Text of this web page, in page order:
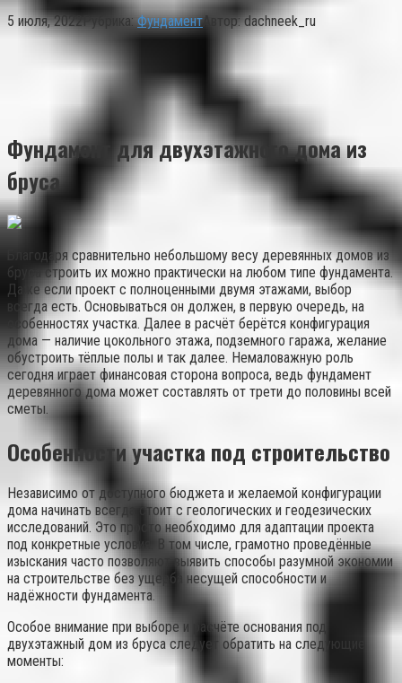
5 июля, 2022Рубрика: ФундаментАвтор: dachneek_ru
Фундамент для двухэтажного дома из
бруса
Благодаря сравнительно небольшому весу деревянных домов из
бруса строить их можно практически на любом типе фундамента.
Даже если проект с полноценными двумя этажами, выбор
всегда есть. Основываться он должен, в первую очередь, на
особенностях участка. Далее в расчёт берётся конфигурация
дома — наличие цокольного этажа, подземного гаража, желание
обустроить тёплые полы и так далее. Немаловажную роль
сегодня играет финансовая сторона вопроса, ведь фундамент
деревянного дома может составлять от трети до половины всей
сметы.
Особенности участка под строительство
Независимо от доступного бюджета и желаемой конфигурации
дома начинать всегда стоит с геологических и геодезических
исследований. Это просто необходимо для адаптации проекта
под конкретные условия. В том числе, грамотно проведённые
изыскания часто позволяют выявить способы разумной экономии
на строительстве без ущерба несущей способности и
надёжности фундамента.
Особое внимание при выборе и расчёте основания под
двухэтажный дом из бруса следует обратить на следующие
моменты: